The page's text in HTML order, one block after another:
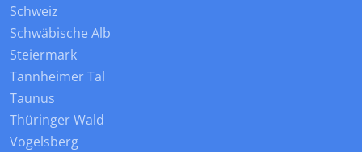
Schweiz
Schwäbische Alb
Steiermark
Tannheimer Tal
Taunus
Thüringer Wald
Vogelsberg